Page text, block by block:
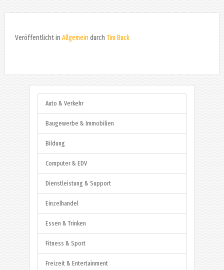
Veröffentlicht in Allgemein durch Tim Buck
Auto & Verkehr
Baugewerbe & Immobilien
Bildung
Computer & EDV
Dienstleistung & Support
Einzelhandel
Essen & Trinken
Fitness & Sport
Freizeit & Entertainment